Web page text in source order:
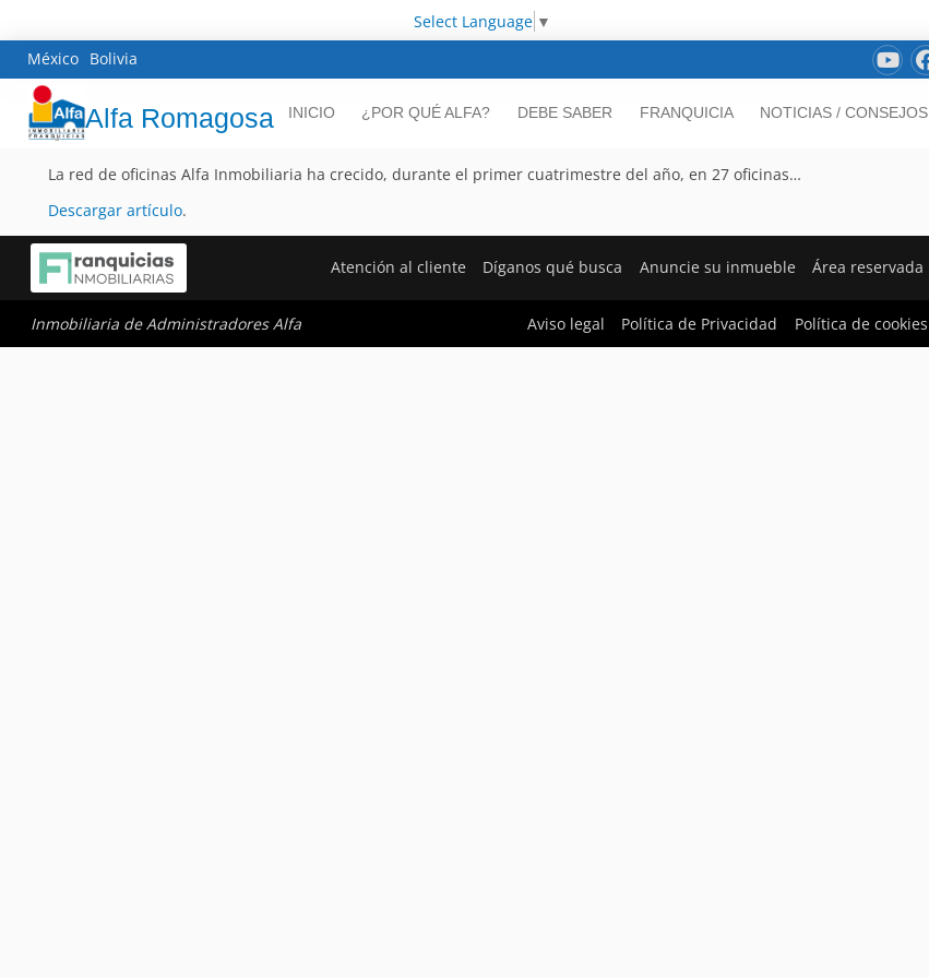
Select Language ▼
México Bolivia
Alfa Romagosa INICIO ¿POR QUÉ ALFA? DEBE SABER FRANQUICIA NOTICIAS / CONSEJOS
La red de oficinas Alfa Inmobiliaria ha crecido, durante el primer cuatrimestre del año, en 27 oficinas…
Descargar artículo.
Atención al cliente Díganos qué busca Anuncie su inmueble Área reservada
Inmobiliaria de Administradores Alfa Aviso legal Política de Privacidad Política de cookies